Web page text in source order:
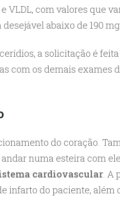
e VLDL, com valores que
abaixo de 190
a solicitação é
com os demais exames
do coração.
numa esteira com
cardiovascular. A
infarto do paciente,